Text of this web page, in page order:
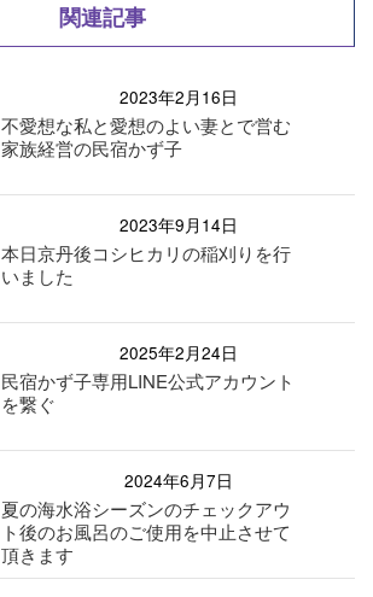
関連記事
2023年2月16日
不愛想な私と愛想のよい妻とで営む
家族経営の民宿かず子
2023年9月14日
本日京丹後コシヒカリの稲刈りを行
いました
2025年2月24日
民宿かず子専用LINE公式アカウント
を繋ぐ
2024年6月7日
夏の海水浴シーズンのチェックアウ
ト後のお風呂のご使用を中止させて
頂きます